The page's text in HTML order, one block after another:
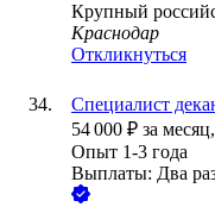
Крупный
Краснодар
Откликнуться
Специалист
54 000 ₽ за месяц,
Опыт 1-3 года
Выплаты: Два